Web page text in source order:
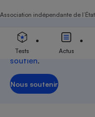
Soutenez-nous
Aujourd'hui plus que
soutien.
Nous soutenir
Association indépendante de
Tests Actus